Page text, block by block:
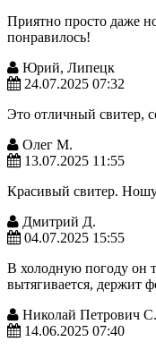
Приятно просто даже
понравилось!
Юрий, Липецк
24.07.2025 07:32
Это отличный свитер,
Олег М.
13.07.2025 11:55
Красивый свитер.
Дмитрий Д.
04.07.2025 15:55
В холодную погоду он
вытягивается, держит
Николай Петрович С.
14.06.2025 07:40